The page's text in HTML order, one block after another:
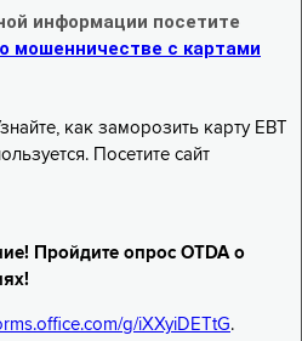
информации посетите
мошенничестве с картами
как заморозить карту EBT
Посетите сайт
Пройдите опрос OTDA о
g/iXXyiDETtG.